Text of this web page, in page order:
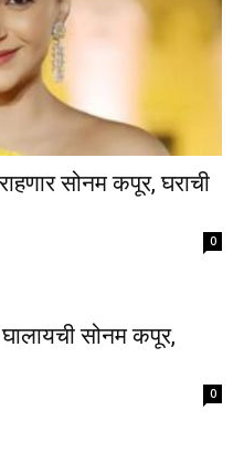
सोनम कपूर, घराची
0
सोनम कपूर,
0